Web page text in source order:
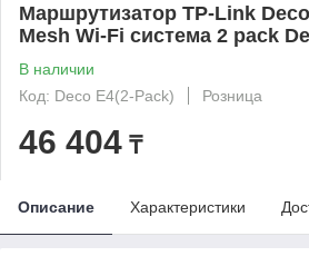
Маршрутизатор TP-Link
Mesh Wi-Fi система 2 pack
В наличии
Код: Deco E4(2-Pack)
Розница
46 404 ₸
Описание Характеристики